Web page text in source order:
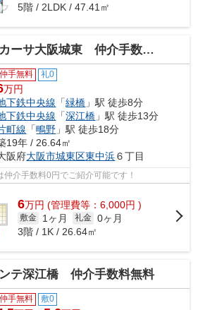
5階 / 2LDK / 47.41㎡
ーサ大阪城東 仲介手数料無料
仲手無料 礼0
万円
下鉄中央線 「緑橋 」駅 徒歩8分
下鉄中央線 「深江橋 」駅 徒歩13分
町線 「鴫野 」駅 徒歩18分
19年 / 26.64㎡
阪府大阪市城東区東中浜６丁目
介手数料0円でご紹介可能です！
6万円 (管理費等：6,000円 )
敷金 1ヶ月 礼金 0ヶ月
3階 / 1K / 26.64㎡
テ深江橋 仲介手数料無料
仲手無料 敷0